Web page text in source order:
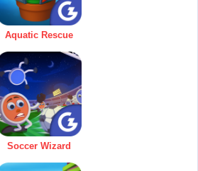
Aquatic Rescue
Soccer Wizard